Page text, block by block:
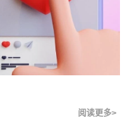
阅读更多>